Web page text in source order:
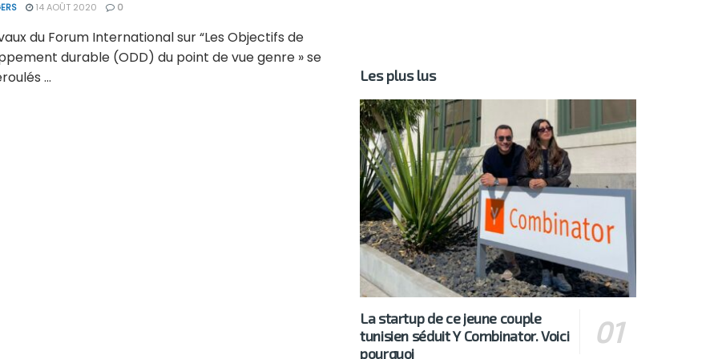
14 AOÛT 2020 0
du Forum International sur “Les Objectifs de
durable (ODD) du point de vue genre » se
...
Les plus lus
La startup de ce jeune couple
tunisien séduit Y Combinator. Voici
pourquoi